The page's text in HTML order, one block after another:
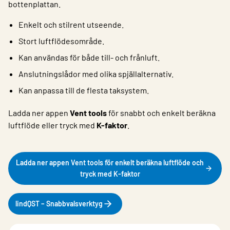
bottenplattan.
Enkelt och stilrent utseende.
Stort luftflödesområde.
Kan användas för både till- och frånluft.
Anslutningslådor med olika spjällalternativ.
Kan anpassa till de flesta taksystem.
Ladda ner appen Vent toolsför snabbt och enkelt beräkna
luftflöde eller tryck med K-faktor
Ladda ner appen Vent tools för enkelt beräkna luftflöde och
tryck med K-faktor
lindQST – Snabbvalsverktyg